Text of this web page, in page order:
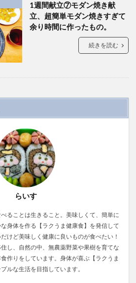
1週間献立⑦モダン焼き献
立、超簡単モダン焼きすぎて
余り時間に作ったもの。
続きを読む
らいす
ることは生きること。美味しくて、簡単に
身体を作る【ラクうま健康食】を発信して
けど美味しく健康に良いものが食べたい！
し、自然の中、無農薬野菜や果樹を育てな
作りをしています。身体が喜ぶ【ラクうま
ルな生活を目指しています。